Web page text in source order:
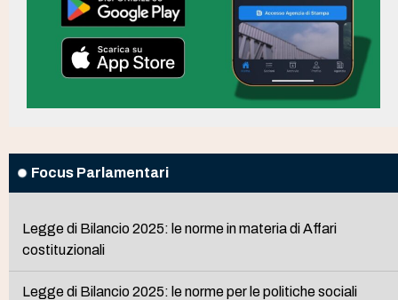
Focus Parlamentari
Legge di Bilancio 2025: le norme in materia di Affari
costituzionali
Legge di Bilancio 2025: le norme per le politiche sociali